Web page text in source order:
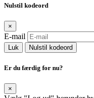
Nulstil kodeord
×
E-mail
Luk Nulstil kodeord
Er du færdig for nu?
×